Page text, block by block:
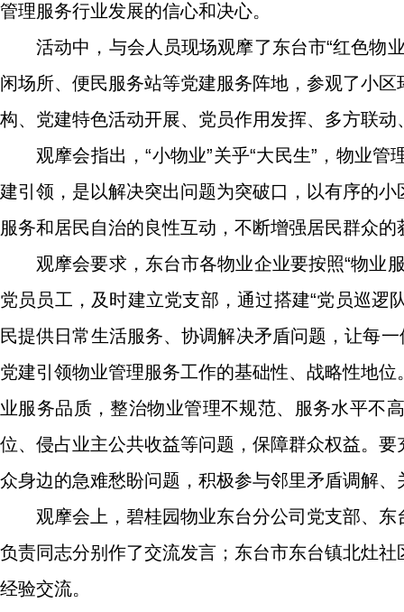
管理服务行业发展的信心和决心。
活动中，与会人员现场观摩了东台市“红色
闲场所、便民服务站等党建服务阵地，参观了小
构、党建特色活动开展、党员作用发挥、多方联
观摩会指出，“小物业”关乎“大民生”，物业
建引领，是以解决突出问题为突破口，以有序的
服务和居民自治的良性互动，不断增强居民群众
观摩会要求，东台市各物业企业要按照“物业
党员员工，及时建立党支部，通过搭建“党员巡逻
民提供日常生活服务、协调解决矛盾问题，让每
党建引领物业管理服务工作的基础性、战略性地
业服务品质，整治物业管理不规范、服务水平不
位、侵占业主公共收益等问题，保障群众权益。
众身边的急难愁盼问题，积极参与邻里矛盾调解
观摩会上，碧桂园物业东台分公司党支部、
负责同志分别作了交流发言；东台市东台镇北灶
经验交流。